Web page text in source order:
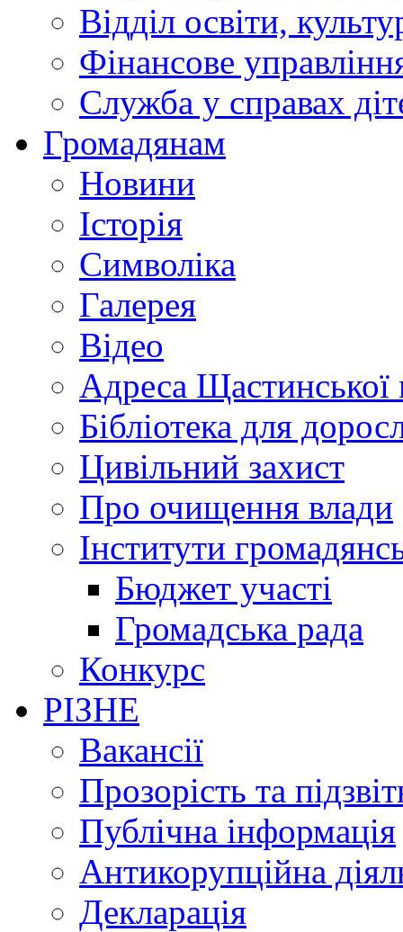
Відділ освіти,
Фінансове
Служба у справах
Громадянам
Новини
Історія
Символіка
Галерея
Відео
Адреса Щастинської
Бібліотека для
Цивільний захист
Про очищення влади
Інститути
Бюджет участі
Громадська рада
Конкурс
РІЗНЕ
Вакансії
Прозорість та
Публічна інформація
Антикорупційна
Декларація